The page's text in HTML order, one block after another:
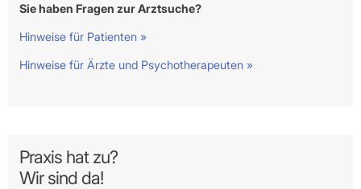
Sie haben Fragen zur Arztsuche?
Hinweise für Patienten »
Hinweise für Ärzte und Psychotherapeuten »
Praxis hat zu?
Wir sind da!